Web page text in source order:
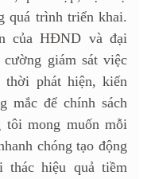
quá trình triển khai.
của HĐND và đại
giám sát việc
phát hiện, kiến
mắc để chính sách
tôi mong muốn mỗi
chóng tạo động
thác hiệu quả tiềm